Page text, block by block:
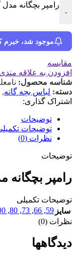
-
رامپر بچگانه
موجود شد، خبرم
مقایسه
افزودن به علاقه مندی
شناسه محصول:
دسته: لباس بچه گانه,
اشتراک گذاری:
توضیحات
توضیحات
نظرات (0)
توضیحات
رامپر بچگانه
توضیحات تکمیلی
سایز 59
,
66
,
73
,
80
,
نظرات (0)
دیدگاهها